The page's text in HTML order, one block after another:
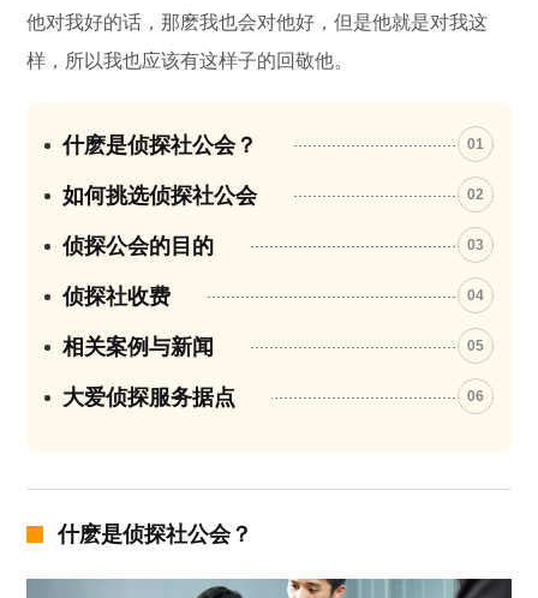
他对我好的话，那麽我也会对他好，但是他就是对我这
样，所以我也应该有这样子的回敬他。
什麽是侦探社公会？ 01
如何挑选侦探社公会 02
侦探公会的目的 03
侦探社收费 04
相关案例与新闻 05
大爱侦探服务据点 06
什麽是侦探社公会？